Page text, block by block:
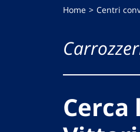
Home Centri
Cerca